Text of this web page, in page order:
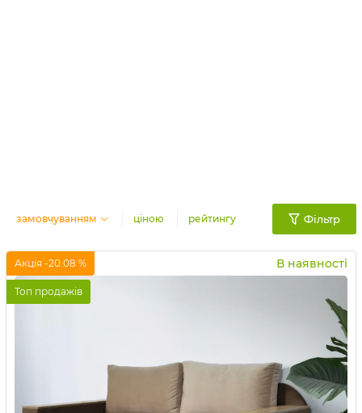
замовчуванням ціною рейтингу Фільтр
В наявності
Акція -20.08 %
Топ продажів